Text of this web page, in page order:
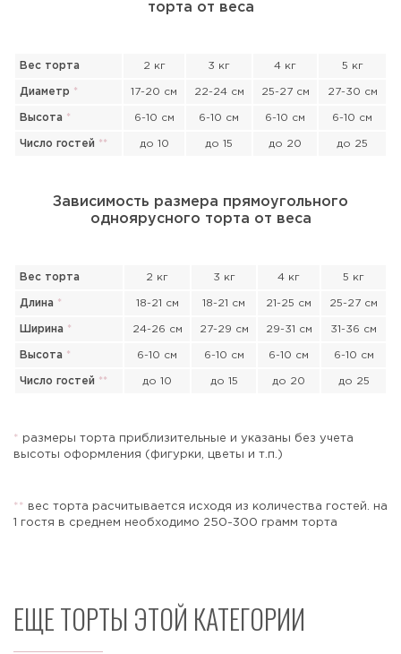
торта от веса
Вес торта 2 кг 3 кг 4 кг 5 кг
Диаметр * 17-20 см 22-24 см 25-27 см 27-30 см
Высота * 6-10 см 6-10 см 6-10 см 6-10 см
Число гостей ** до 10 до 15 до 20 до 25
Зависимость размера прямоугольного
одноярусного торта от веса
Вес торта 2 кг 3 кг 4 кг 5 кг
Длина * 18-21 см 18-21 см 21-25 см 25-27 см
Ширина * 24-26 см 27-29 см 29-31 см 31-36 см
Высота * 6-10 см 6-10 см 6-10 см 6-10 см
Число гостей ** до 10 до 15 до 20 до 25
*
размеры торта приблизительные и указаны без учета
высоты оформления (фигурки, цветы и т.п.)
* *
вес торта расчитывается исходя из количества гостей. на
1 гостя в среднем необходимо 250-300 грамм торта
ЕЩЕ ТОРТЫ ЭТОЙ КАТЕГОРИИ